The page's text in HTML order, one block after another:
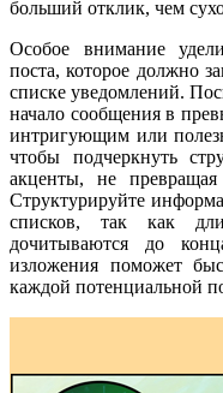
больший отклик, чем
Особое внимание
поста, которое должно
списке уведомлений.
начало сообщения в
интригующим или
чтобы подчеркнуть
акценты, не
Структурируйте
списков, так как
дочитываются до
изложения поможет
каждой потенциальной